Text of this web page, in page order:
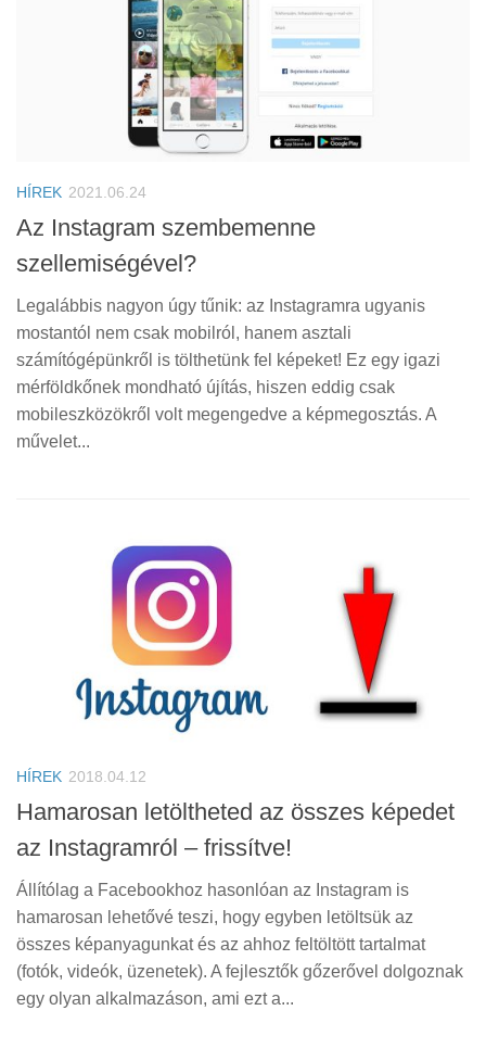
HÍREK 2021.06.24
Az Instagram szembemenne
szellemiségével?
Legalábbis nagyon úgy tűnik: az Instagramra ugyanis
mostantól nem csak mobilról, hanem asztali
számítógépünkről is tölthetünk fel képeket! Ez egy igazi
mérföldkőnek mondható újítás, hiszen eddig csak
mobileszközökről volt megengedve a képmegosztás. A
művelet...
HÍREK 2018.04.12
Hamarosan letöltheted az összes képedet
az Instagramról – frissítve!
Állítólag a Facebookhoz hasonlóan az Instagram is
hamarosan lehetővé teszi, hogy egyben letöltsük az
összes képanyagunkat és az ahhoz feltöltött tartalmat
(fotók, videók, üzenetek). A fejlesztők gőzerővel dolgoznak
egy olyan alkalmazáson, ami ezt a...